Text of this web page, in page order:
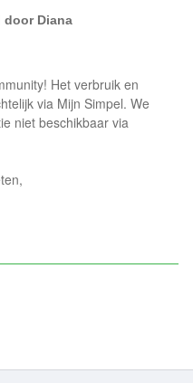
doorDiana
Het verbruik en
via Mijn Simpel. We
niet beschikbaar via